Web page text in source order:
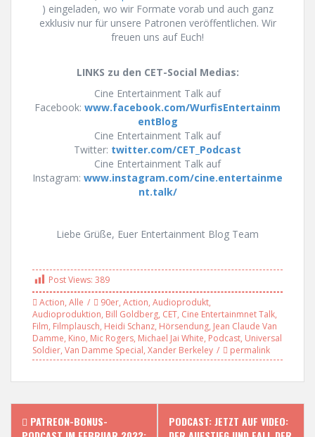
) eingeladen, wo wir Formate vorab und auch ganz
exklusiv nur für unsere Patronen veröffentlichen. Wir
freuen uns auf Euch!
LINKS zu den CET-Social Medias:
Cine Entertainment Talk auf
Facebook: www.facebook.com/WurfisEntertainm
entBlog
Cine Entertainment Talk auf
Twitter: twitter.com/CET_Podcast
Cine Entertainment Talk auf
Instagram: www.instagram.com/cine.entertainme
nt.talk/
Liebe Grüße, Euer Entertainment Blog Team
Post Views: 389
Action, Alle 90er, Action, Audioprodukt,
Audioproduktion, Bill Goldberg, CET, Cine Entertainmnet Talk,
Film, Filmplausch, Heidi Schanz, Hörsendung, Jean Claude Van
Damme, Kino, Mic Rogers, Michael Jai White, Podcast, Universal
Soldier, Van Damme Special, Xander Berkeley permalink
PATREON-BONUS-
PODCAST: JETZT AUF VIDEO: